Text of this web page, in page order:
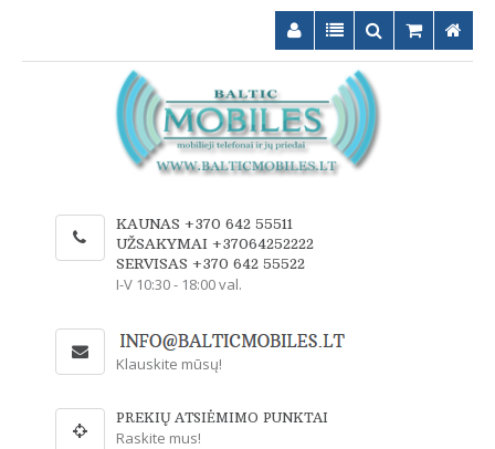
KAUNAS +370 642 55511
UŽSAKYMAI +37064252222
SERVISAS +370 642 55522
I-V 10:30 - 18:00 val.
Klauskite mūsų!
PREKIŲ ATSIĖMIMO PUNKTAI
Raskite mus!